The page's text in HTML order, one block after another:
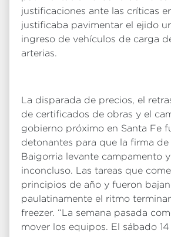
justificaciones ante las críticas
justificaba pavimentar el ejido
ingreso de vehículos de carga
arterias.
La disparada de precios, el
de certificados de obras y el
gobierno próximo en Santa Fe
detonantes para que la firma de
Baigorria levante campamento
inconcluso. Las tareas que
principios de año y fueron
paulatinamente el ritmo
freezer. “La semana pasada
mover los equipos. El sábado